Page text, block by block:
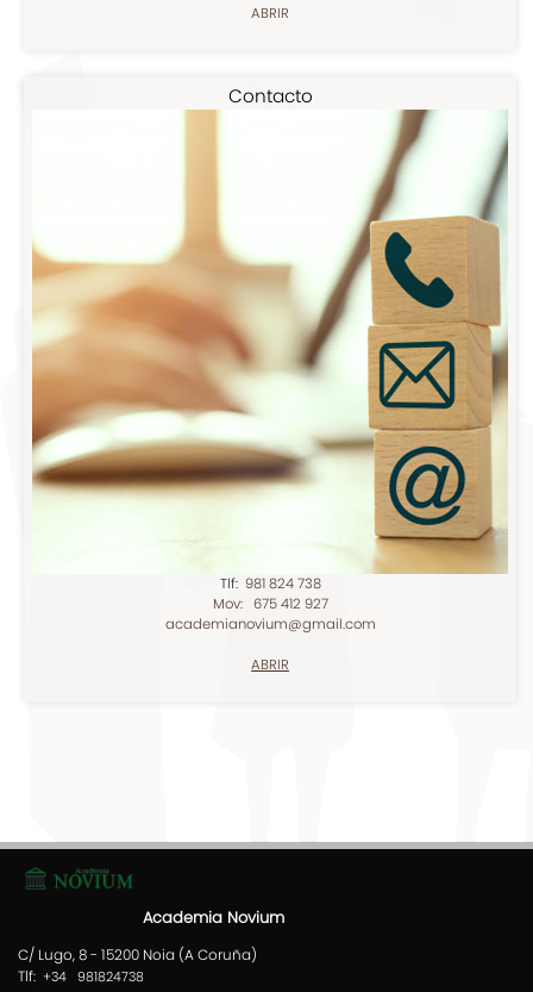
ABRIR
Contacto
Tlf: 981 824 738
Mov: 675 412 927
academianovium@gmail.com
ABRIR
Academia Novium
C/ Lugo, 8 - 15200 Noia (A Coruña)
Tlf: +34 981824738